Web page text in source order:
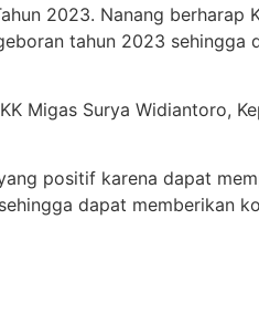
2023. Nanang
tahun 2023 sehingga
Migas Surya Widiantoro,
positif karena dapat
dapat memberikan